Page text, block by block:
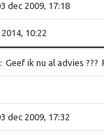
dec 2009, 17:18
10:22
Geef ik nu al advies ???
dec 2009, 17:32